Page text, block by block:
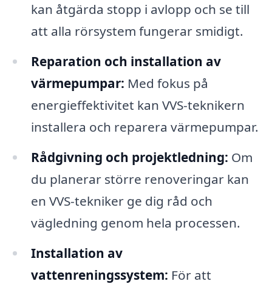
kan åtgärda stopp i avlopp och se till
att alla rörsystem fungerar smidigt.
Reparation och installation av
värmepumpar: Med fokus på
energieffektivitet kan VVS-teknikern
installera och reparera värmepumpar.
Rådgivning och projektledning: Om
du planerar större renoveringar kan
en VVS-tekniker ge dig råd och
vägledning genom hela processen.
Installation av
vattenreningssystem: För att